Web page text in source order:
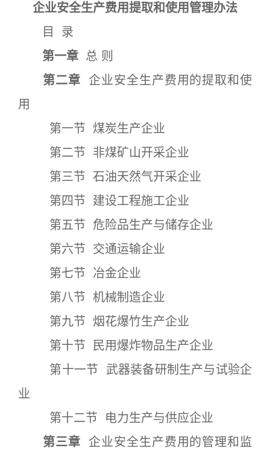
企业安全生产费用提取和使用管理办法
目 录
第一章 总 则
第二章 企业安全生产费用的提取和使
用
第一节 煤炭生产企业
第二节 非煤矿山开采企业
第三节 石油天然气开采企业
第四节 建设工程施工企业
第五节 危险品生产与储存企业
第六节 交通运输企业
第七节 冶金企业
第八节 机械制造企业
第九节 烟花爆竹生产企业
第十节 民用爆炸物品生产企业
第十一节 武器装备研制生产与试验企
业
第十二节 电力生产与供应企业
第三章 企业安全生产费用的管理和监